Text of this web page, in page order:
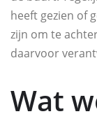
heeft gezien of
zijn om te
daarvoor
Wat